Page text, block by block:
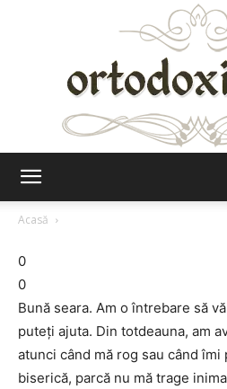
Acasă
0
0
Bună seara. Am o întrebare să
puteţi ajuta. Din totdeauna, am
atunci când mă rog sau când îmi
biserică, parcă nu mă trage